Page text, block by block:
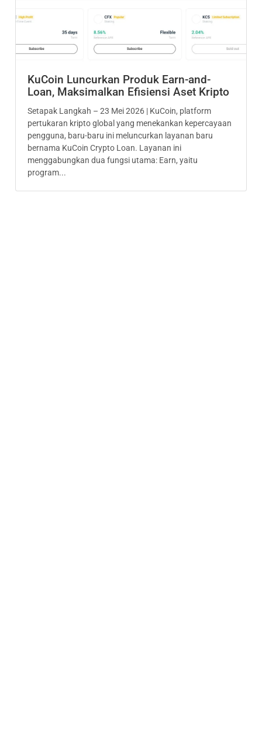
KuCoin Luncurkan Produk Earn-and-
Loan, Maksimalkan Efisiensi Aset Kripto
Setapak Langkah – 23 Mei 2026 | KuCoin, platform
pertukaran kripto global yang menekankan kepercayaan
pengguna, baru-baru ini meluncurkan layanan baru
bernama KuCoin Crypto Loan. Layanan ini
menggabungkan dua fungsi utama: Earn, yaitu
program...